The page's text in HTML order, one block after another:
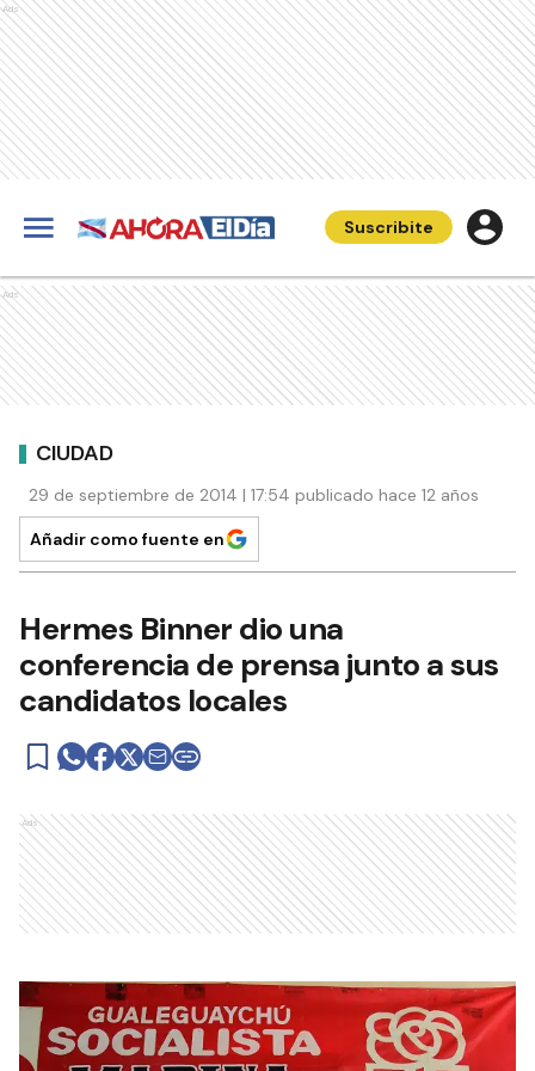
Ads
Suscribite
Ads
CIUDAD
29 de septiembre de 2014 | 17:54 publicado hace 12 años
Añadir como fuente en
Hermes Binner dio una
conferencia de prensa junto a sus
candidatos locales
Ads